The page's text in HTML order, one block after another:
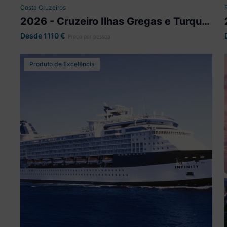
Costa Cruzeiros
2026 - Cruzeiro Ilhas Gregas e Turquia
- Costa Fortuna
Desde 1110 € Preço por pessoa
Produto de Excelência
2026 - Grécia e Turquia - Celebrity
8 dias visitando Barcelona, Santorini, Rodes,
Kusadasi, Mykonos, Thessaloniki, Navegação,
Atenas.
Ver mais detalhes